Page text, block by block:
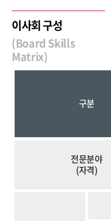
CONTACT
이사회 구성
(Board Skills
Matrix)
구분
전문분야
(자격)